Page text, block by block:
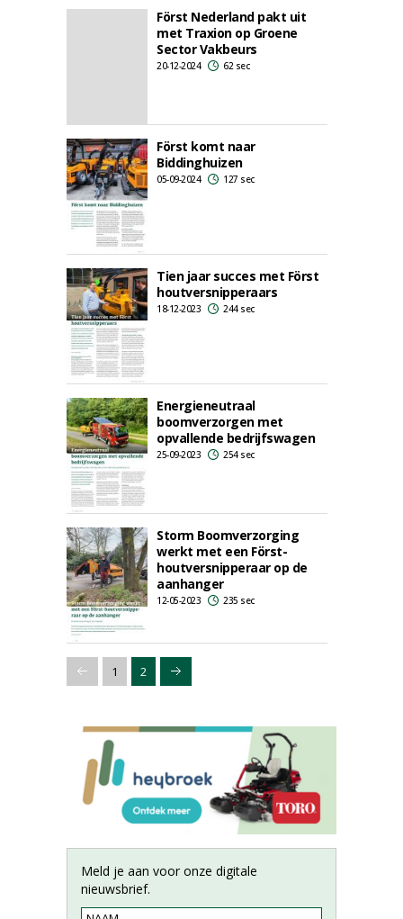
Först Nederland pakt uit
met Traxion op Groene
Sector Vakbeurs
20-12-2024 62 sec
Först komt naar
Biddinghuizen
05-09-2024 127 sec
Tien jaar succes met Först
houtversnipperaars
18-12-2023 244 sec
Energieneutraal
boomverzorgen met
opvallende bedrijfswagen
25-09-2023 254 sec
Storm Boomverzorging
werkt met een Först-
houtversnipperaar op de
aanhanger
12-05-2023 235 sec
1 2
Meld je aan voor onze digitale
nieuwsbrief.